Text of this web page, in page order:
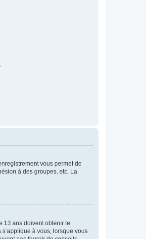
vous permet de
à des groupes, etc. La
13 ans doivent obtenir le
à vous, lorsque vous